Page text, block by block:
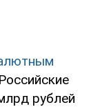
рублей